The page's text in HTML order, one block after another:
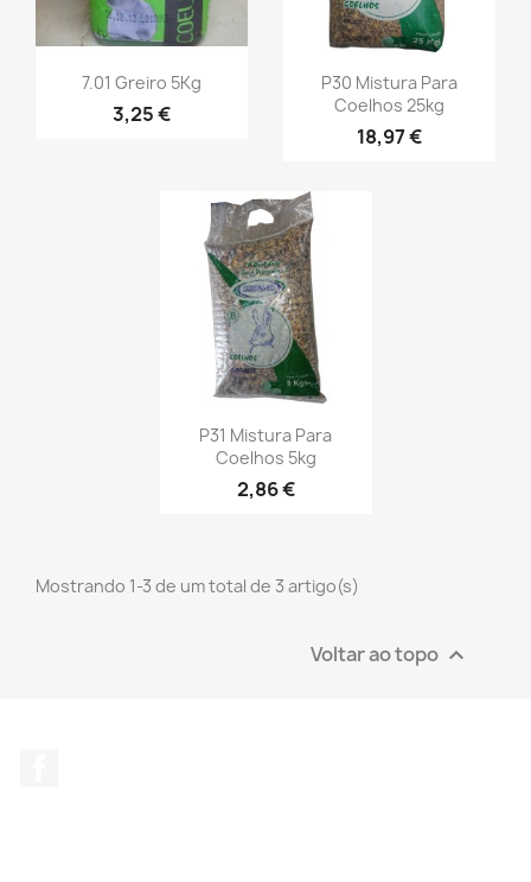
7.01 Greiro 5Kg
3,25 €
P30 Mistura Para
Coelhos 25kg
18,97 €
P31 Mistura Para
Coelhos 5kg
2,86 €
Mostrando 1-3 de um total de 3 artigo(s)
Voltar ao topo 